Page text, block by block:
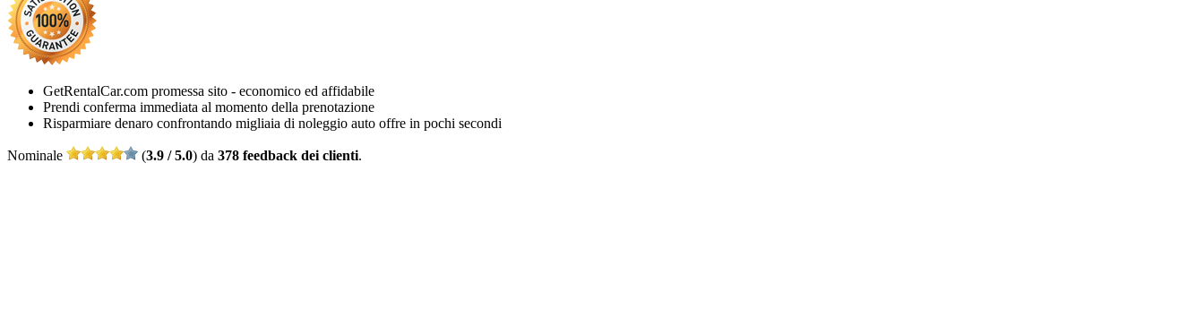
GetRentalCar.com promessa sito - economico ed affidabile
Prendi conferma immediata al momento della prenotazione
Risparmiare denaro confrontando migliaia di noleggio auto offre in pochi secondi
Nominale (3.9 / 5.0) da 378 feedback dei clienti.